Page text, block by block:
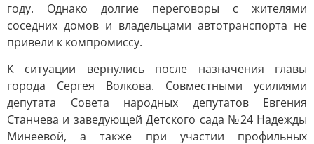
году. Однако долгие переговоры с жителями
соседних домов и владельцами автотранспорта не
привели к компромиссу.
К ситуации вернулись после назначения главы
города Сергея Волкова. Совместными усилиями
депутата Совета народных депутатов Евгения
Станчева и заведующей Детского сада №24 Надежды
Минеевой, а также при участии профильных